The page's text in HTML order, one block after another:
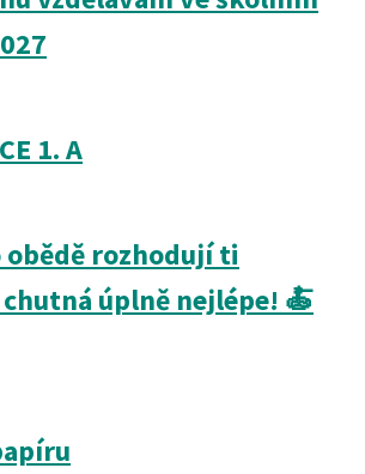
1. A
obědě rozhodují ti
úplně nejlépe! 🍝